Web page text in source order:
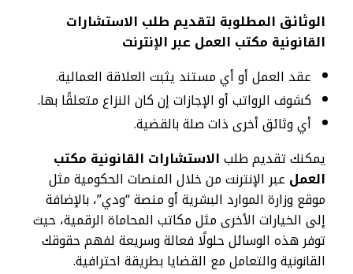
الوثائق المطلوبة لتقديم طلب الاستشارات
القانونية مكتب العمل عبر الإنترنت
عقد العمل أو أي مستند يثبت العلاقة العمالية.
كشوف الرواتب أو الإجازات إن كان النزاع متعلقًا بها.
أي وثائق أخرى ذات صلة بالقضية.
يمكنك تقديم طلبالاستشارات القانونية مكتب
العمل عبر الإنترنت من خلال المنصات الحكومية مثل
موقع وزارة الموارد البشرية أو منصة “ودي”، بالإضافة
إلى الخيارات الأخرى مثل مكاتب المحاماة الرقمية، حيث
توفر هذه الوسائل حلولًا فعالة وسريعة لفهم حقوقك
القانونية والتعامل مع القضايا بطريقة احترافية.